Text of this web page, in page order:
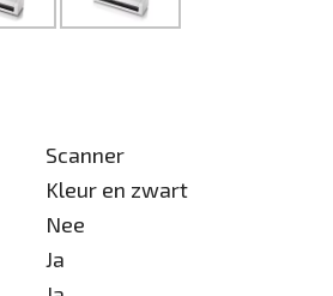
Scanner
Kleur en zwart
Nee
Ja